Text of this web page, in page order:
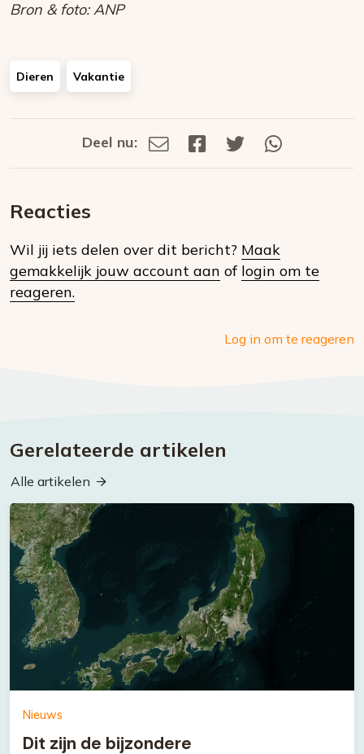
Bron & foto: ANP
Dieren Vakantie
Deel
social
Deel nu:
Deel
Deel
Deel
Reacties
Wil jij iets delen over dit bericht? Maak
gemakkelijk jouw account aan of login om te
reageren.
Log in om te reageren
Gerelateerde artikelen
Alle artikelen
Nieuws
Dit zijn de bijzondere